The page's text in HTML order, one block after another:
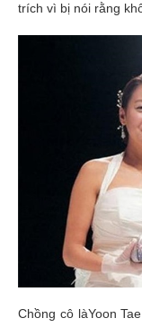
trích vì bị nói rằng
Chồng cô làYoon